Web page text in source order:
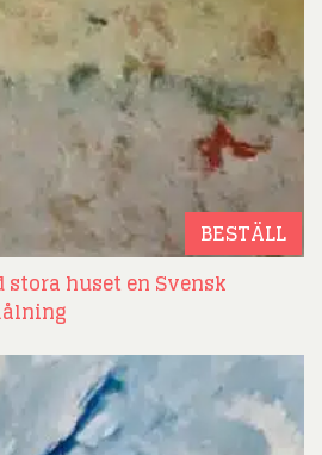
BESTÄLL
stora huset en Svensk